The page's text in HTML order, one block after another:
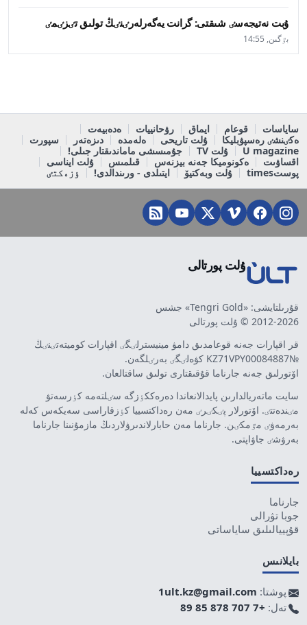
ۇبت نەتيجەسٸ شىقتى: گرانت يەگەرلەرٸنٸڭ تولىق تٸزٸمٸ
بٷگىن, 14:55
ساياسات قوعام ايماق رۋحانييات
ەدەبيەت
ەكٸنشٸ رەسپۋبليكا
ۇلت تاريحى ەلەمدە دىزەتەر
سپورت
U magazine
ۇلت TV
جۇمىسشى ماماندىقتار جىلى!
اقساۋىت
ەكونوميكا جەنە بيزنەس قىلمىس
ۇلت ايناسى
پوستtimes
ۇلت وبەكتيۆ ايتىلدى - ورىندالدى! ٶزەكتٸ
ۇلت پورتالى
قۇرىلتايشى: «Tengri Gold» جشس
2012-2026 © ۇلت پورتالى
قر اقپارات جەنە قوعامدىق دامۋ مينيسترلٸگٸ اقپارات كوميتەتٸنٸڭ
№KZ71VPY00084887 كۋەلٸگٸ بەرٸلگەن.
اۆتورلىق جەنە جارناما قۇقىقتارى تولىق ساقتالعان.
سايت ماتەريالدارىن پايدالانعاندا دەرەككٶزگە سٸلتەمە كٶرسەتۋ
مٸندەتتٸ. اۆتورلار پٸكٸرٸ مەن رەداكتسييا كٶزقاراسى سەيكەس كەلە
بەرمەۋٸ مٷمكٸن. جارناما مەن حابارلاندىرۋلاردىڭ مازمۇنىنا جارناما
بەرۋشٸ جاۋاپتى.
رەداكتسييا
جارناما
جوبا تۋرالى
قۇپييالىلىق ساياساتى
بايلانىس
پوشتا: 1ult.kz@gmail.com
تەل: +7 707 878 85 89